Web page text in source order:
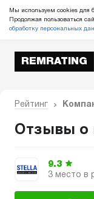
Мы используем cookies для
Продолжая пользоваться
обработку персональных
REMRATING
Рейтинг
Отзывы о
9.3
3 место в